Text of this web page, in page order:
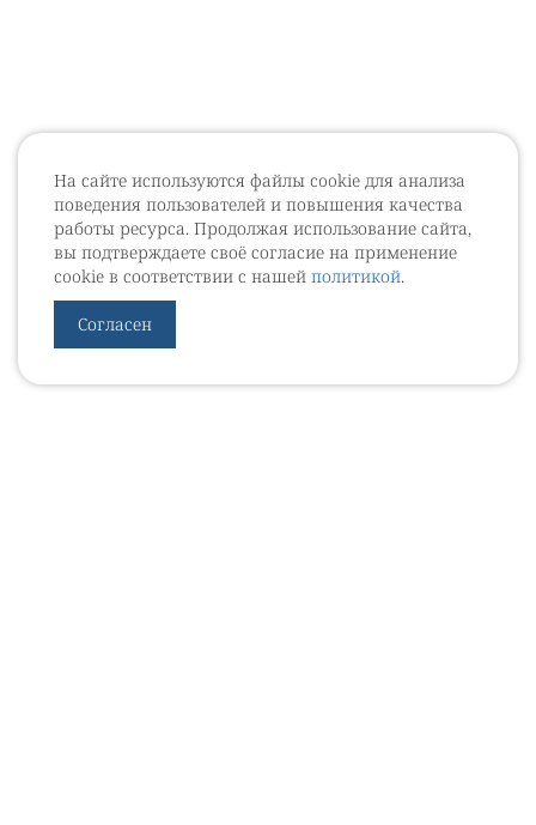
На сайте используются файлы cookie для анализа
поведения пользователей и повышения качества
работы ресурса. Продолжая использование сайта,
вы подтверждаете своё согласие на применение
cookie в соответствии с нашей политикой.
Согласен